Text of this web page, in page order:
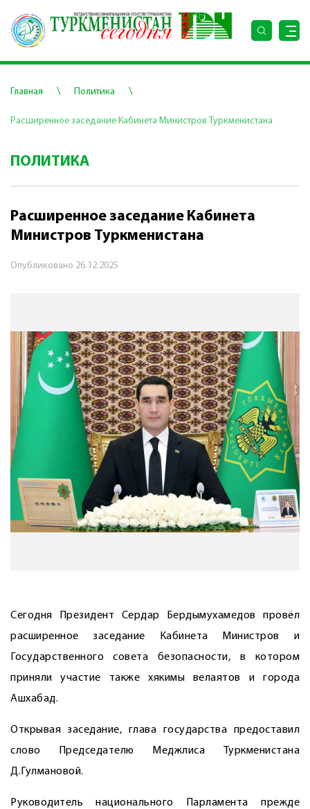
Главная \ Политика \
Расширенное заседание Кабинета Министров Туркменистана
ПОЛИТИКА
Расширенное заседание Кабинета
Министров Туркменистана
Опубликовано 26.12.2025
Сегодня Президент Сердар Бердымухамедов провёл
расширенное заседание Кабинета Министров и
Государственного совета безопасности, в котором
приняли участие также хякимы велаятов и города
Ашхабад.
Открывая заседание, глава государства предоставил
слово Председателю Меджлиса Туркменистана
Д.Гулмановой.
Руководитель национального Парламента прежде